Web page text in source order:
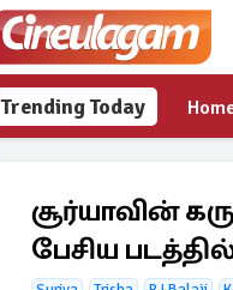
Trending Today
சூர்யாவின்
பேசிய